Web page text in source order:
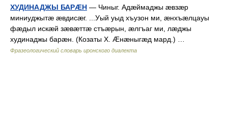
ХУДИНАДЖЫ БАРÆН — Чиныг. Адæймаджы æвзæр
миниуджытæ æвдисæг. ...Уый уыд хъузон ми, æнхъæлцауы
фæдыл искæй зæвæттæ стъæрын, æлгъаг ми, лæджы
худинаджы барæн. (Козаты Х. Æнæныгæд мард.) …
Фразеологический словарь иронского диалекта